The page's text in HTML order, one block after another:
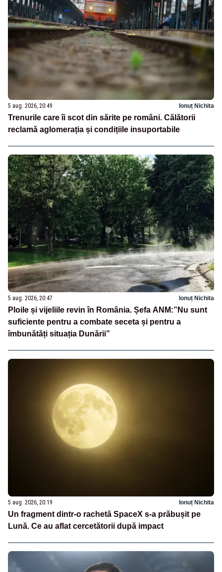
5 aug. 2026, 20:49 Ionuț Nichita
Trenurile care îi scot din sărite pe români. Călătorii
reclamă aglomerația și condițiile insuportabile
5 aug. 2026, 20:47 Ionuț Nichita
Ploile și vijeliile revin în România. Șefa ANM:”Nu sunt
suficiente pentru a combate seceta și pentru a
îmbunătăți situația Dunării”
5 aug. 2026, 20:19 Ionuț Nichita
Un fragment dintr-o rachetă SpaceX s-a prăbușit pe
Lună. Ce au aflat cercetătorii după impact